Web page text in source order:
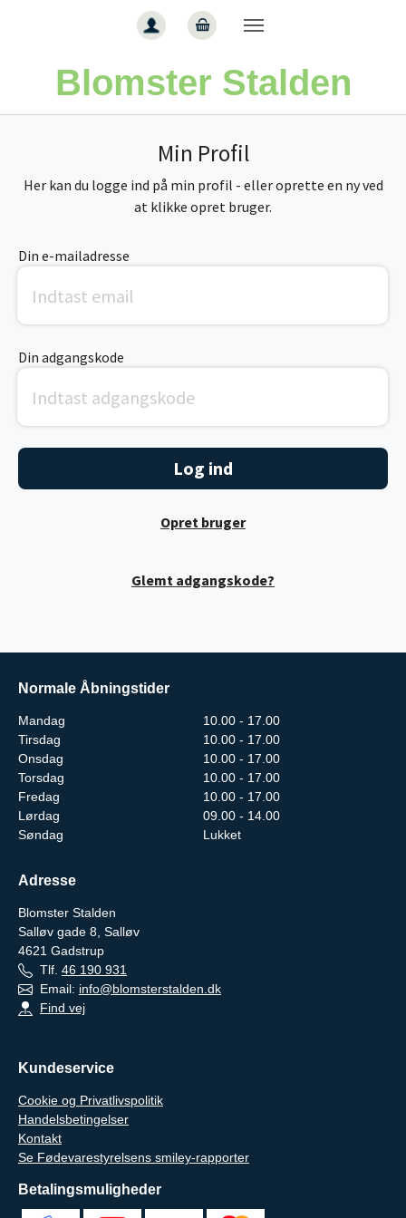
Blomster Stalden
Min Profil
Her kan du logge ind på min profil - eller oprette en ny ved
at klikke opret bruger.
Din e-mailadresse
Din adgangskode
Opret bruger
Glemt adgangskode?
Normale Åbningstider
Mandag
10.00 - 17.00
Tirsdag
10.00 - 17.00
Onsdag
10.00 - 17.00
Torsdag
10.00 - 17.00
Fredag
10.00 - 17.00
Lørdag
09.00 - 14.00
Søndag
Lukket
Adresse
Blomster Stalden
Salløv gade 8, Salløv
4621 Gadstrup
Tlf. 46 190 931
Email: info@blomsterstalden.dk
Find vej
Kundeservice
Cookie og Privatlivspolitik
Handelsbetingelser
Kontakt
Se Fødevarestyrelsens smiley-rapporter
Betalingsmuligheder